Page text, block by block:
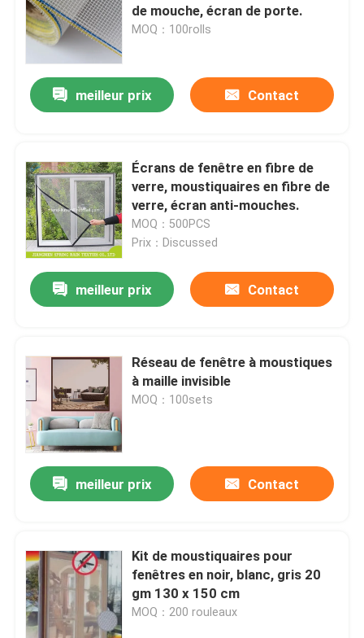
de mouche, écran de porte.
MOQ：100rolls
meilleur prix Contact
Écrans de fenêtre en fibre de
verre, moustiquaires en fibre de
verre, écran anti-mouches.
MOQ：500PCS
Prix：Discussed
meilleur prix Contact
Réseau de fenêtre à moustiques
à maille invisible
MOQ：100sets
meilleur prix Contact
Kit de moustiquaires pour
fenêtres en noir, blanc, gris 20
gm 130 x 150 cm
MOQ：200 rouleaux